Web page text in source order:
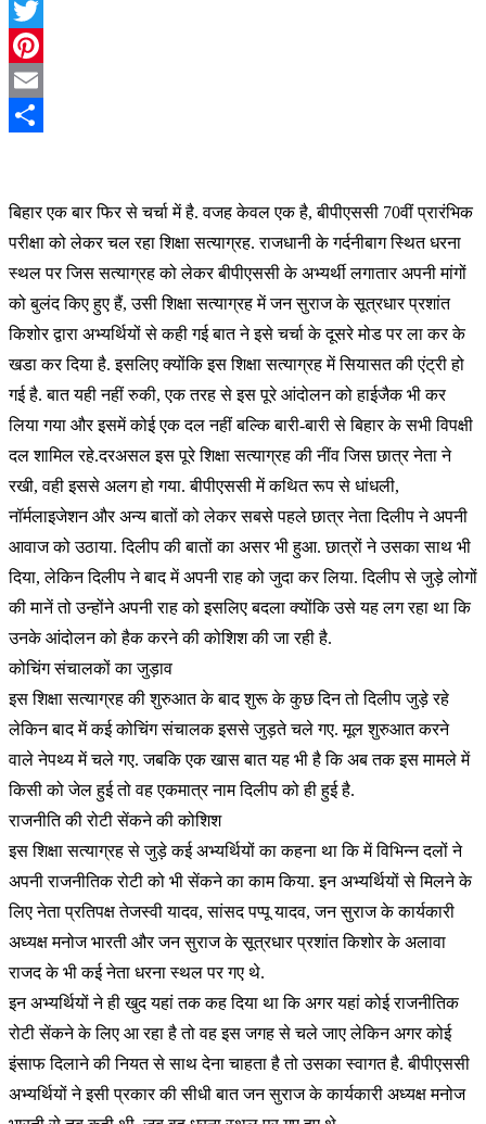
Telegram
Twitter
Pinterest
Email
बिहार एक बार फिर से चर्चा में है. वजह केवल एक है, बीपीएससी 70वीं प्रारंभिक
परीक्षा को लेकर चल रहा शिक्षा सत्याग्रह. राजधानी के गर्दनीबाग स्थित धरना
स्थल पर जिस सत्याग्रह को लेकर बीपीएससी के अभ्यर्थी लगातार अपनी मांगों
को बुलंद किए हुए हैं, उसी शिक्षा सत्याग्रह में जन सुराज के सूत्रधार प्रशांत
किशोर द्वारा अभ्यर्थियों से कही गई बात ने इसे चर्चा के दूसरे मोड पर ला कर के
खडा कर दिया है. इसलिए क्योंकि इस शिक्षा सत्याग्रह में सियासत की एंट्री हो
गई है. बात यही नहीं रुकी, एक तरह से इस पूरे आंदोलन को हाईजैक भी कर
लिया गया और इसमें कोई एक दल नहीं बल्कि बारी-बारी से बिहार के सभी विपक्षी
दल शामिल रहे.दरअसल इस पूरे शिक्षा सत्याग्रह की नींव जिस छात्र नेता ने
रखी, वही इससे अलग हो गया. बीपीएससी में कथित रूप से धांधली,
नॉर्मलाइजेशन और अन्य बातों को लेकर सबसे पहले छात्र नेता दिलीप ने अपनी
आवाज को उठाया. दिलीप की बातों का असर भी हुआ. छात्रों ने उसका साथ भी
दिया, लेकिन दिलीप ने बाद में अपनी राह को जुदा कर लिया. दिलीप से जुड़े लोगों
की मानें तो उन्होंने अपनी राह को इसलिए बदला क्योंकि उसे यह लग रहा था कि
उनके आंदोलन को हैक करने की कोशिश की जा रही है.
कोचिंग संचालकों का जुड़ाव
इस शिक्षा सत्याग्रह की शुरुआत के बाद शुरू के कुछ दिन तो दिलीप जुड़े रहे
लेकिन बाद में कई कोचिंग संचालक इससे जुड़ते चले गए. मूल शुरुआत करने
वाले नेपथ्य में चले गए. जबकि एक खास बात यह भी है कि अब तक इस मामले में
किसी को जेल हुई तो वह एकमात्र नाम दिलीप को ही हुई है.
राजनीति की रोटी सेंकने की कोशिश
इस शिक्षा सत्याग्रह से जुड़े कई अभ्यर्थियों का कहना था कि में विभिन्न दलों ने
अपनी राजनीतिक रोटी को भी सेंकने का काम किया. इन अभ्यर्थियों से मिलने के
लिए नेता प्रतिपक्ष तेजस्वी यादव, सांसद पप्पू यादव, जन सुराज के कार्यकारी
अध्यक्ष मनोज भारती और जन सुराज के सूत्रधार प्रशांत किशोर के अलावा
राजद के भी कई नेता धरना स्थल पर गए थे.
इन अभ्यर्थियों ने ही खुद यहां तक कह दिया था कि अगर यहां कोई राजनीतिक
रोटी सेंकने के लिए आ रहा है तो वह इस जगह से चले जाए लेकिन अगर कोई
इंसाफ दिलाने की नियत से साथ देना चाहता है तो उसका स्वागत है. बीपीएससी
अभ्यर्थियों ने इसी प्रकार की सीधी बात जन सुराज के कार्यकारी अध्यक्ष मनोज